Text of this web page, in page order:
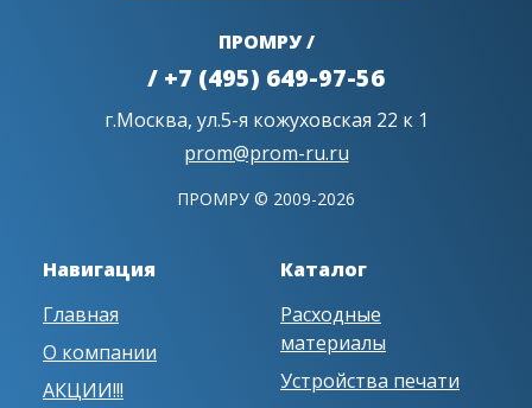
ПРОМРУ /
/ +7 (495) 649-97-56
г.Москва, ул.5-я кожуховская 22 к 1
prom@prom-ru.ru
ПРОМРУ © 2009-2026
Навигация
Главная
О компании
АКЦИИ!!!
Каталог
Расходные
материалы
Устройства печати